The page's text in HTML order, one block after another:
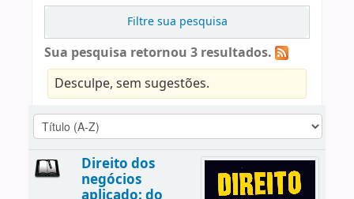
Filtre sua pesquisa
Sua pesquisa retornou 3 resultados.
Desculpe, sem sugestões.
Direito dos
negócios